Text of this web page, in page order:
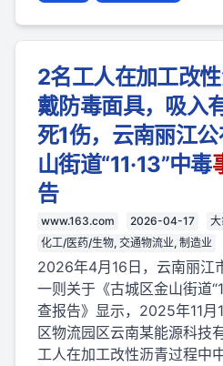
2名工人在加工改
戴防毒面具，吸入
死1伤，云南丽江
山街道“11·13”中毒
告
www.163.com 2026-04-17 大
化工/医药/生物, 交通物流业, 制造业
2026年4月16日，云南丽江
一则关于《古城区金山街道
查报告》显示，2025年11
区物流园区云南某能源科技
工人在加工改性沥青过程中